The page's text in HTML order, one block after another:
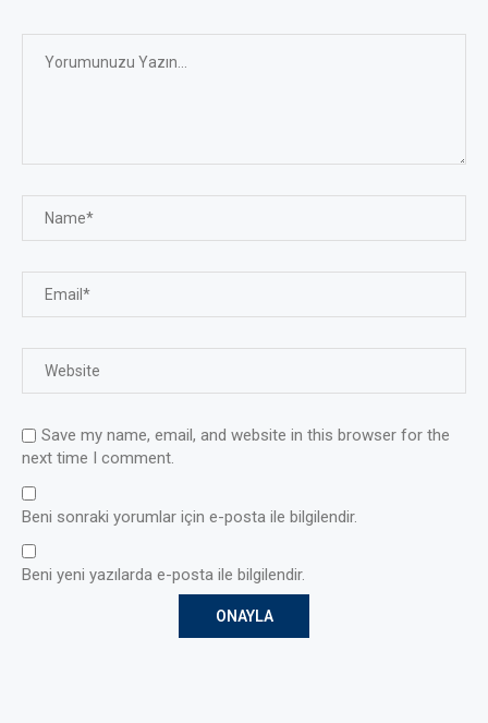
Save my name, email, and website in this browser for the
next time I comment.
Beni sonraki yorumlar için e-posta ile bilgilendir.
Beni yeni yazılarda e-posta ile bilgilendir.